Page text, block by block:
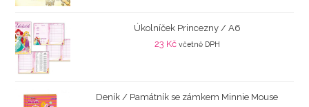
Úkolníček Princezny / A6
23 Kč včetně DPH
Deník / Památník se zámkem Minnie Mouse